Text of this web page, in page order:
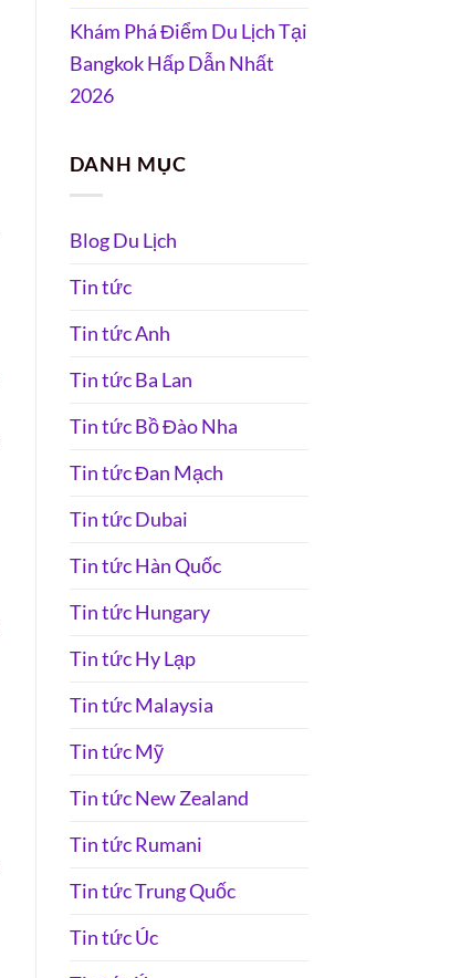
Khám Phá Điểm Du Lịch Tại
Bangkok Hấp Dẫn Nhất
2026
DANH MỤC
Blog Du Lịch
Tin tức
Tin tức Anh
Tin tức Ba Lan
Tin tức Bồ Đào Nha
Tin tức Đan Mạch
Tin tức Dubai
Tin tức Hàn Quốc
Tin tức Hungary
Tin tức Hy Lạp
Tin tức Malaysia
Tin tức Mỹ
Tin tức New Zealand
Tin tức Rumani
Tin tức Trung Quốc
Tin tức Úc